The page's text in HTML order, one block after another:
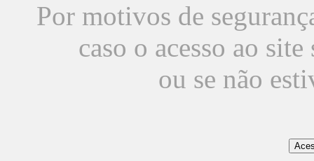
Por motivos de
caso o acesso ao
ou se não